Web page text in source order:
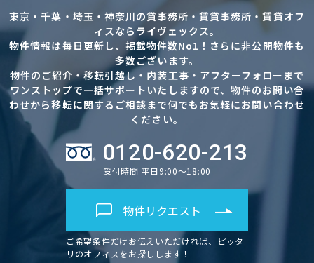
東京・千葉・埼玉・神奈川の貸事務所・賃貸事務所・賃貸オフ
ィスならライヴェックス。
物件情報は毎日更新し、掲載物件数No1！さらに非公開物件も
多数ございます。
物件のご紹介・移転引越し・内装工事・アフターフォローまで
ワンストップで一括サポートいたしますので、物件のお問い合
わせから移転に関するご相談まで何でもお気軽にお問い合わせ
ください。
0120-620-213
受付時間 平日9:00～18:00
物件リクエスト
ご希望条件だけお伝えいただければ、ピッタ
リのオフィスをお探しします！